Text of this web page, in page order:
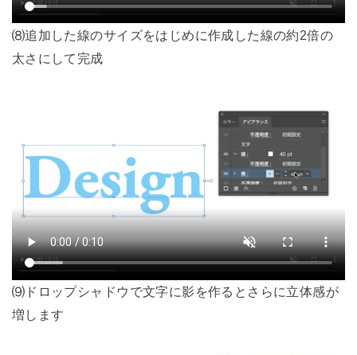
⑻追加した線のサイズをはじめに作成した線の約2倍の
太さにして完成
⑼ドロップシャドウで文字に影を作るとさらに立体感が
増します